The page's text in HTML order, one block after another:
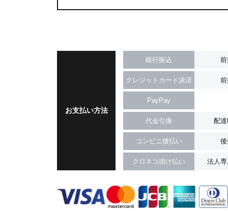
お支払い方法
銀行振込
クレジットカード決済
PayPay
代金引換 配
コンビニ後払い
クロネコ掛け払い 法人